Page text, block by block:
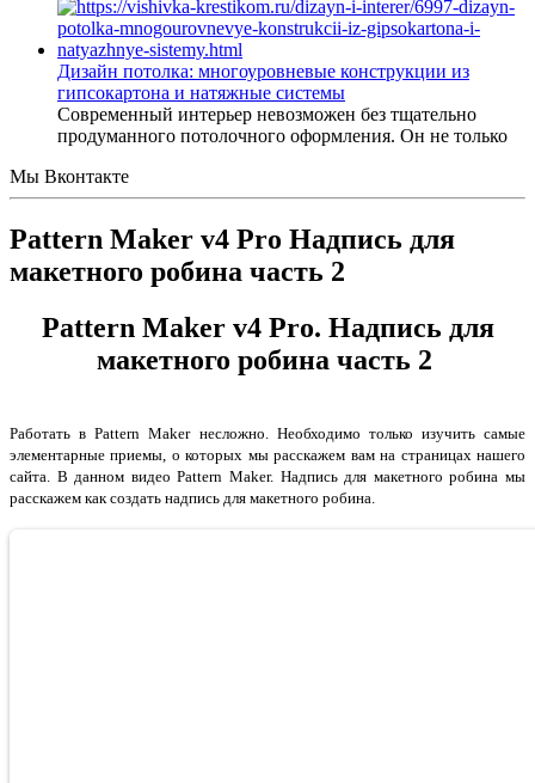
Дизайн потолка: многоуровневые конструкции из
гипсокартона и натяжные системы
Современный интерьер невозможен без тщательно
продуманного потолочного оформления. Он не только
Мы Вконтакте
Pattern Maker v4 Pro Надпись для
макетного робина часть 2
Pattern Maker v4 Pro. Надпись для
макетного робина часть 2
Работать в Pattern Maker несложно. Необходимо только изучить самые
элементарные приемы, о которых мы расскажем вам на страницах нашего
сайта. В данном видео Pattern Maker. Надпись для макетного робина мы
расскажем как создать надпись для макетного робина.